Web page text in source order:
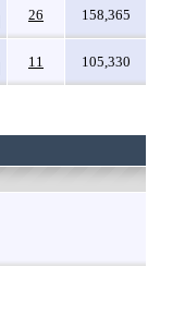
26 158,365
11 105,330